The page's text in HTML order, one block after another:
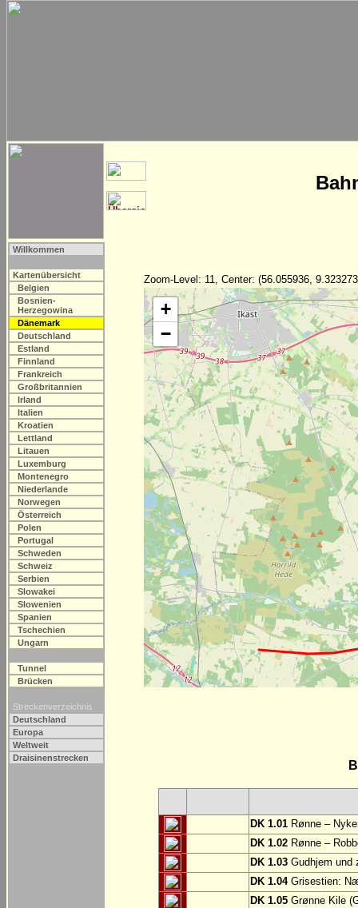
Willkommen
Kartenübersicht
Belgien
Bosnien-
Herzegowina
Dänemark
Deutschland
Estland
Finnland
Frankreich
Großbritannien
Irland
Italien
Kroatien
Lettland
Litauen
Luxemburg
Montenegro
Niederlande
Norwegen
Österreich
Polen
Portugal
Schweden
Schweiz
Serbien
Slowakei
Slowenien
Spanien
Tschechien
Ungarn
Tunnel
Brücken
Streckenverzeichnis
Deutschland
Europa
Weltweit
Draisinenstrecken
Zoom-Level: 11, Center: (56.055936,
+
−
DK 1.01 Rønne –
DK 1.02 Rønne –
DK 1.03 Gudhjem und
DK 1.04Grisestien:
DK 1.05 Grønne Kile